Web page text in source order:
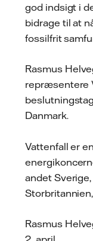
god indsigt i
bidrage til at
fossilfrit
Rasmus
repræsentere
Danmark.
Vattenfall er
andet
Rasmus